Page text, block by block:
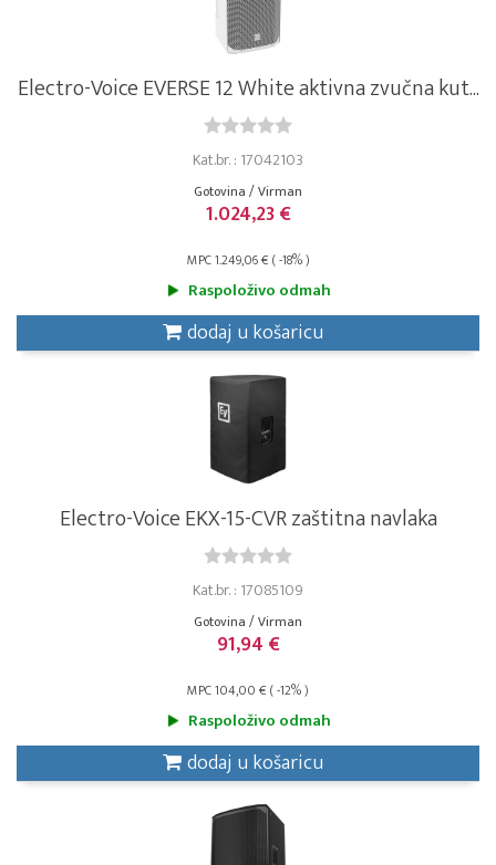
Electro-Voice EVERSE 12 White aktivna zvučna kut...
Kat.br. : 17042103
Gotovina / Virman
1.024,23 €
MPC 1.249,06 € ( -18% )
Raspoloživo odmah
dodaj u košaricu
Electro-Voice EKX-15-CVR zaštitna navlaka
Kat.br. : 17085109
Gotovina / Virman
91,94 €
MPC 104,00 € ( -12% )
Raspoloživo odmah
dodaj u košaricu